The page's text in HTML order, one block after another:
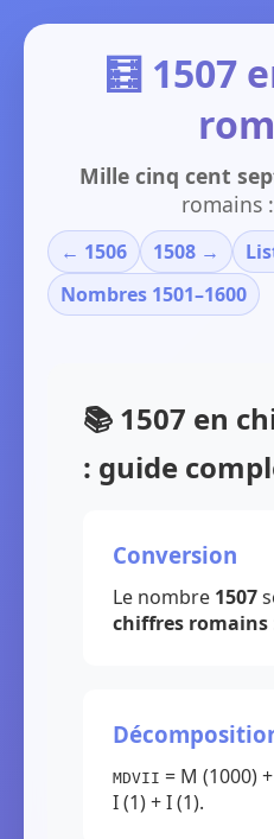
🧮 1507
Mille cinq cent
romains :
← 1506 1508 →
Nombres 1501–1600
📚 1507 en
: guide
Conversion
Le nombre 1507
chiffres romains
MDVII = M (1000)
I (1) + I (1).